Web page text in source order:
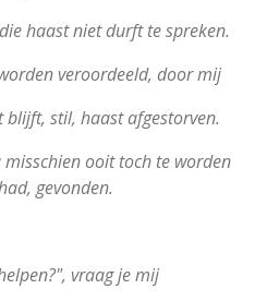
haast niet durft te spreken.
veroordeeld, door mij
blijft, stil, haast afgestorven.
ooit toch te worden
gevonden.
vraag je mij